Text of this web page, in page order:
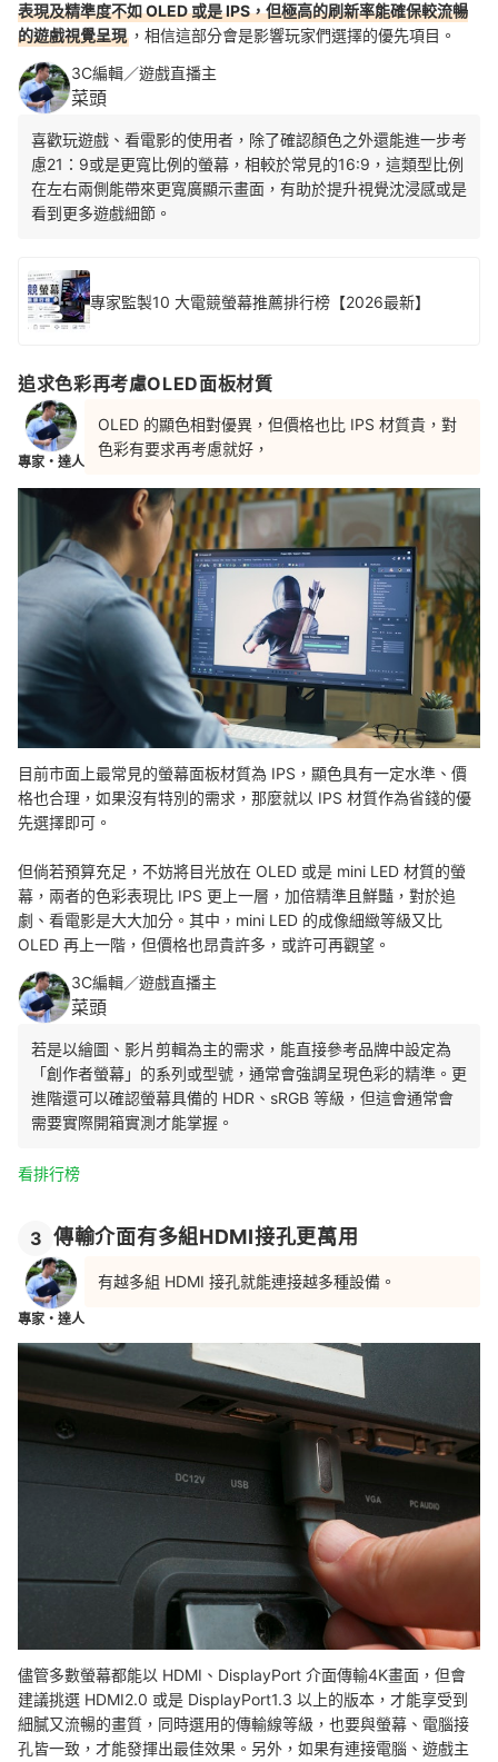
表現及精準度不如 OLED 或是 IPS，但極高的刷新率能確保較流暢
的遊戲視覺呈現 ，相信這部分會是影響玩家們選擇的優先項目。
3C編輯／遊戲直播主
菜頭
喜歡玩遊戲、看電影的使用者，除了確認顏色之外還能進一步考
慮21：9或是更寬比例的螢幕，相較於常見的16:9，這類型比例
在左右兩側能帶來更寬廣顯示畫面，有助於提升視覺沈浸感或是
看到更多遊戲細節。
專家監製10 大電競螢幕推薦排行榜【2026最新】
追求色彩再考慮OLED面板材質
專家・達人
OLED 的顯色相對優異，但價格也比 IPS 材質貴，對
色彩有要求再考慮就好，
目前市面上最常見的螢幕面板材質為 IPS，顯色具有一定水準、價
格也合理，如果沒有特別的需求，那麼就以 IPS 材質作為省錢的優
先選擇即可。
但倘若預算充足，不妨將目光放在 OLED 或是 mini LED 材質的螢
幕，兩者的色彩表現比 IPS 更上一層，加倍精準且鮮豔，對於追
劇、看電影是大大加分。其中，mini LED 的成像細緻等級又比
OLED 再上一階，但價格也昂貴許多，或許可再觀望。
3C編輯／遊戲直播主
菜頭
若是以繪圖、影片剪輯為主的需求，能直接參考品牌中設定為
「創作者螢幕」的系列或型號，通常會強調呈現色彩的精準。更
進階還可以確認螢幕具備的 HDR、sRGB 等級，但這會通常會
需要實際開箱實測才能掌握。
看排行榜
3 傳輸介面有多組HDMI接孔更萬用
專家・達人
有越多組 HDMI 接孔就能連接越多種設備。
儘管多數螢幕都能以 HDMI、DisplayPort 介面傳輸4K畫面，但會
建議挑選 HDMI2.0 或是 DisplayPort1.3 以上的版本，才能享受到
細膩又流暢的畫質，同時選用的傳輸線等級，也要與螢幕、電腦接
孔皆一致，才能發揮出最佳效果。另外，如果有連接電腦、遊戲主